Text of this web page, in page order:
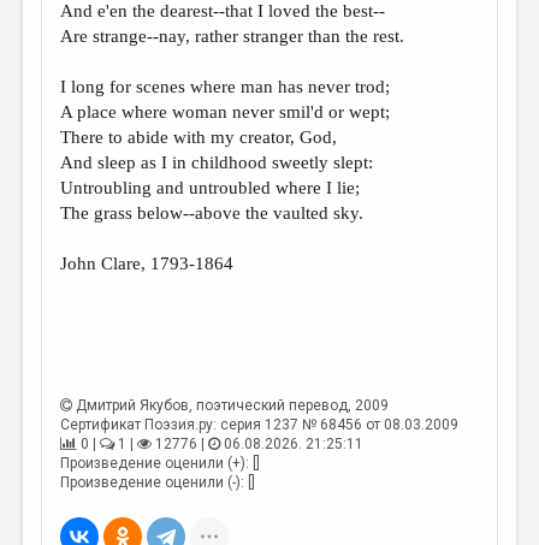
And e'en the dearest--that I loved the best--
Are strange--nay, rather stranger than the rest.
I long for scenes where man has never trod;
A place where woman never smil'd or wept;
There to abide with my creator, God,
And sleep as I in childhood sweetly slept:
Untroubling and untroubled where I lie;
The grass below--above the vaulted sky.
John Clare, 1793-1864
Дмитрий Якубов, поэтический перевод, 2009
Сертификат Поэзия.ру: серия 1237 № 68456 от 08.03.2009
0 |
1 | 12776 |
06.08.2026. 21:25:11
Произведение оценили (+): []
Произведение оценили (-): []